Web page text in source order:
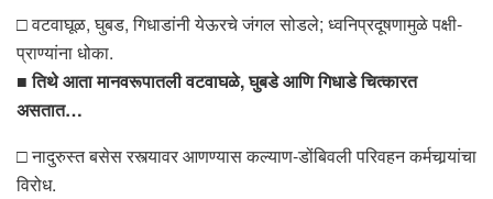
□ वटवाघूळ, घुबड, गिधाडांनी येऊरचे जंगल सोडले; ध्वनिप्रदूषणामुळे पक्षी-
प्राण्यांना धोका.
■तिथे आता मानवरूपातली वटवाघळे, घुबडे आणि गिधाडे चित्कारत
असतात…
□ नादुरुस्त बसेस रस्त्यावर आणण्यास कल्याण-डोंबिवली परिवहन कर्मचार्‍यांचा
विरोध.